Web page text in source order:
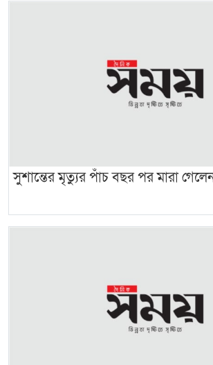
সুশান্তের মৃত্যুর পাঁচ বছর পর মারা